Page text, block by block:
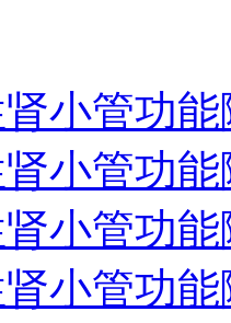
小管功
小管功
小管功
小管功